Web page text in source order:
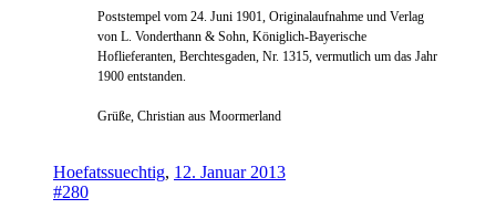
Poststempel vom 24. Juni 1901, Originalaufnahme und Verlag
von L. Vonderthann & Sohn, Königlich-Bayerische
Hoflieferanten, Berchtesgaden, Nr. 1315, vermutlich um das Jahr
1900 entstanden.
Grüße, Christian aus Moormerland
Hoefatssuechtig, 12. Januar 2013
#280